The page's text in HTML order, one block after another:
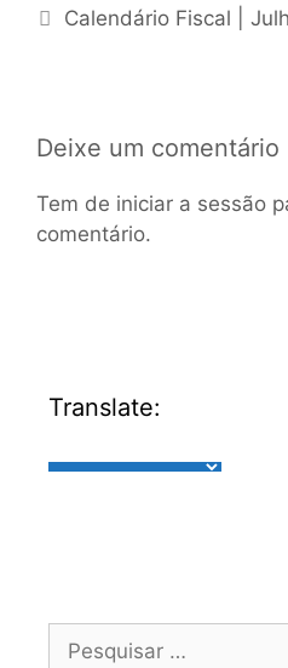
Calendário Fiscal |
Deixe um comentário
Tem de iniciar a sessão
comentário.
Translate: